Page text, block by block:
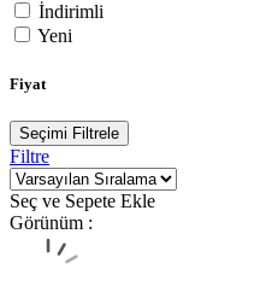
İndirimli
Yeni
Fiyat
Seçimi Filtrele
Filtre
Seç ve Sepete Ekle
Görünüm :